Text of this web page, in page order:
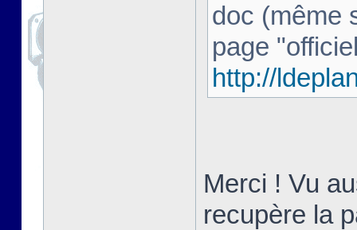
doc (même
page
http://
Merci ! Vu
recupère la